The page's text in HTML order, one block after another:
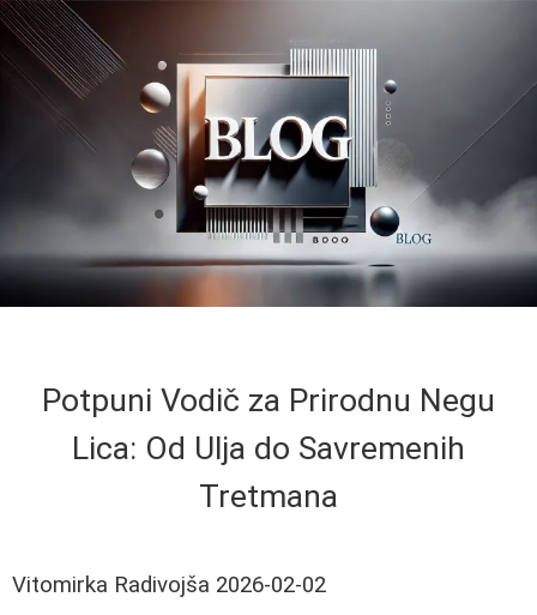
Potpuni Vodič za Prirodnu Negu
Lica: Od Ulja do Savremenih
Tretmana
Vitomirka Radivojša 2026-02-02